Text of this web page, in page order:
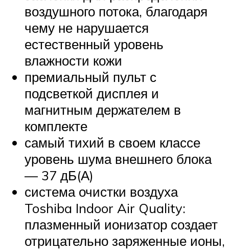
воздушного потока, благодаря
чему не нарушается
естественный уровень
влажности кожи
премиальный пульт с
подсветкой дисплея и
магнитным держателем в
комплекте
самый тихий в своем классе
уровень шума внешнего блока
— 37 дБ(А)
система очистки воздуха
Toshiba Indoor Air Quality:
плазменный ионизатор создает
отрицательно заряженные ионы,